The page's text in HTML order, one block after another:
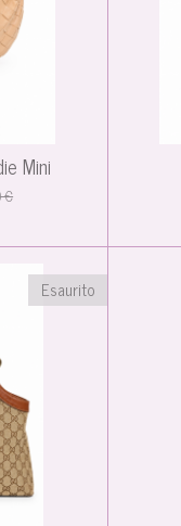
Mini
€
Esaurito